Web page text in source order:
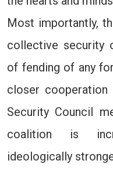
Most importantly,
collective security
of fending of any
closer cooperation
Security Council
coalition is
ideologically